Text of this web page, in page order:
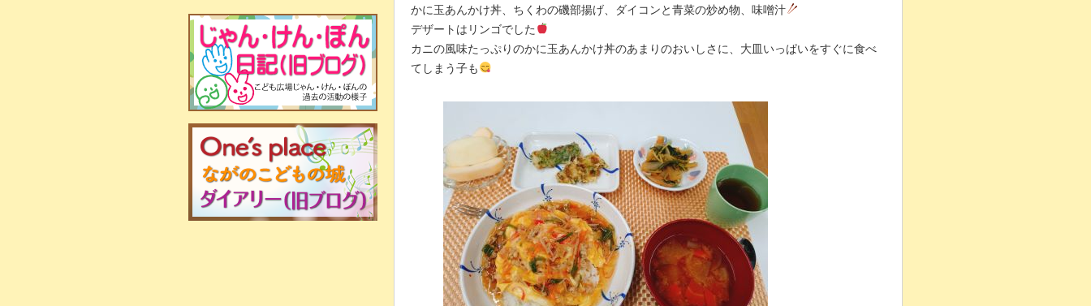
かに玉あんかけ丼、ちくわの磯部揚げ、ダイコンと青菜の炒め物、味噌汁
デザートはリンゴでした
カニの風味たっぷりのかに玉あんかけ丼のあまりのおいしさに、大皿いっぱいをすぐに食べ
てしまう子も